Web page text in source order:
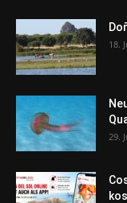
18.
29.